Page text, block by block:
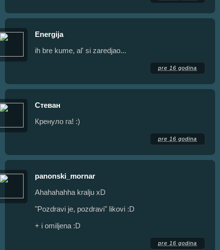
Energija
ih bre kume, al' si zaredjao...
pre 16 godina
Стеван
Кренуло га! :)
pre 16 godina
panonski_mornar
Ahahahahha kralju xD
"Pozdravi je, pozdravi" likovi :D
+ i omiljena :D
pre 16 godina